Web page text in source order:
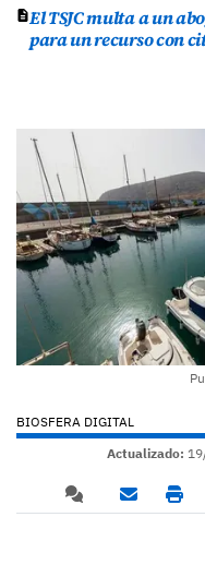
El TSJC multa a un
para un recurso con
BIOSFERA DIGITAL
Actualizado: